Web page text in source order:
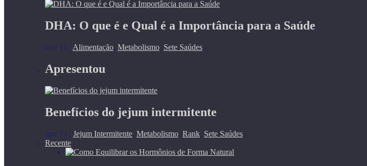
DHA: O que é e Qual é a Importância para a Saúde
mar 16 | Alimentação, Metabolismo, Sete Saúdes |
Apresentou
Benefícios do jejum intermitente
mar 14 | Jejum Intermitente, Metabolismo, Rank, Sete Saúdes |
Recente